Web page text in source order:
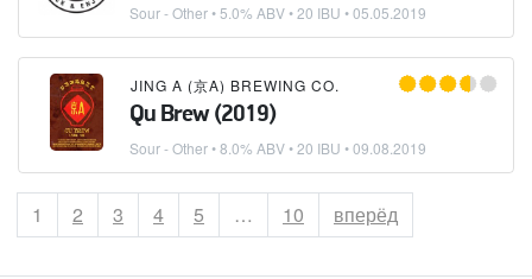
Sour - Other• 5.0% ABV • 20 IBU •05.05.2019
JING A (京A) BREWING CO.
Qu Brew (2019)
Sour - Other• 8.0% ABV • 20 IBU •09.08.2019
Страница
1 Страница
2 Страница
3 Страница
4 Страница
5 … Страница
10 вперёд